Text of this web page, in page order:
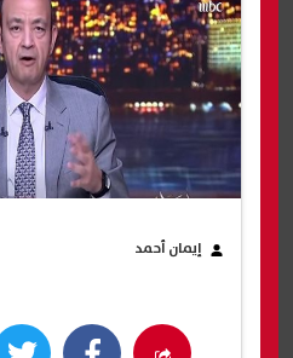
إيمان أحمد